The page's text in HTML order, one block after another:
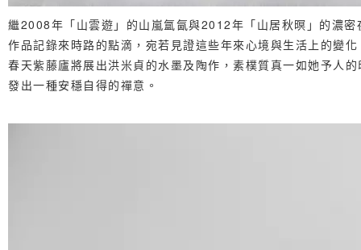
繼2008年「山雲遊」的山嵐氲氤與2012年「山居秋暝」的濃密
作品記錄來時路的點滴，宛若見證這些年來心境與生活上的變
春天紫藤廬將展出洪米貞的水墨及陶作，素樸質真一如她予人
發出一種安穩自得的禪意。